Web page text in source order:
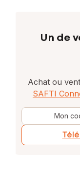
Un de
Achat ou
SAFTI
Mon